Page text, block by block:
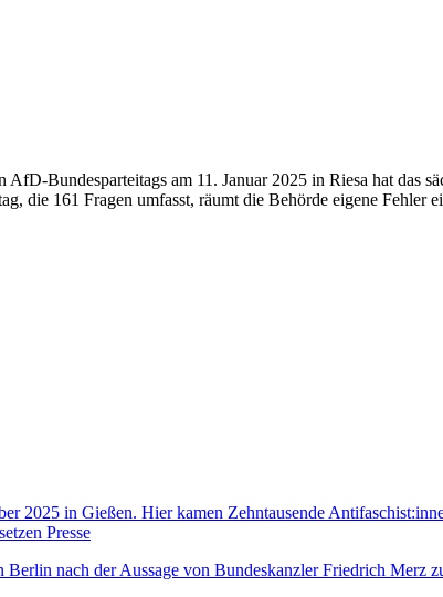
Bundesparteitags am 11. Januar 2025 in Riesa hat das
die 161 Fragen umfasst, räumt die Behörde eigene Fehler